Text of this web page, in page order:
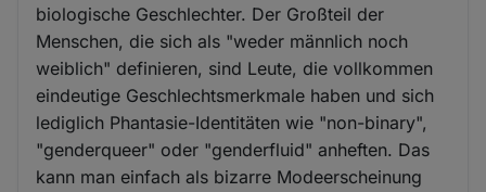
biologische Geschlechter. Der Großteil der
Menschen, die sich als "weder männlich noch
weiblich" definieren, sind Leute, die vollkommen
eindeutige Geschlechtsmerkmale haben und sich
lediglich Phantasie-Identitäten wie "non-binary",
"genderqueer" oder "genderfluid" anheften. Das
kann man einfach als bizarre Modeerscheinung